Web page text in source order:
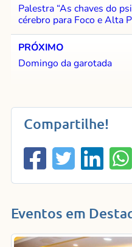
Palestra “As chaves do
cérebro para Foco e Alta
PRÓXIMO
Domingo da garotada
Compartilhe!
Eventos em